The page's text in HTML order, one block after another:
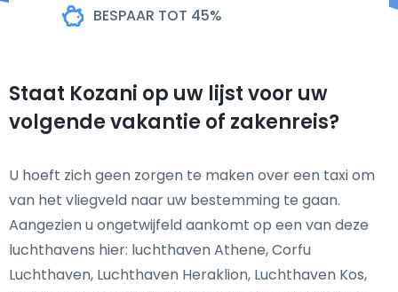
BESPAAR TOT 45%
Staat Kozani op uw lijst voor uw
volgende vakantie of zakenreis?
U hoeft zich geen zorgen te maken over een taxi om
van het vliegveld naar uw bestemming te gaan.
Aangezien u ongetwijfeld aankomt op een van deze
luchthavens hier: luchthaven Athene, Corfu
Luchthaven, Luchthaven Heraklion, Luchthaven Kos,